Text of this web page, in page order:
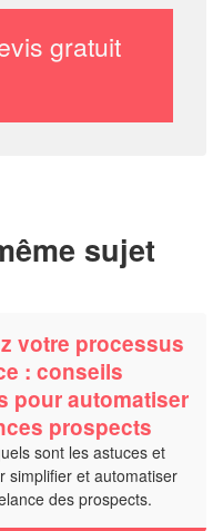
gratuit
sujet
votre processus
: conseils
pour automatiser
prospects
sont les astuces et
simplifier et automatiser
des prospects.